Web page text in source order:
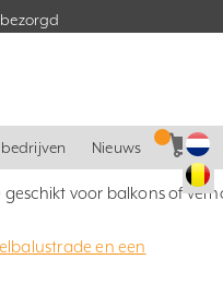
Nieuws
voor balkons of
en een